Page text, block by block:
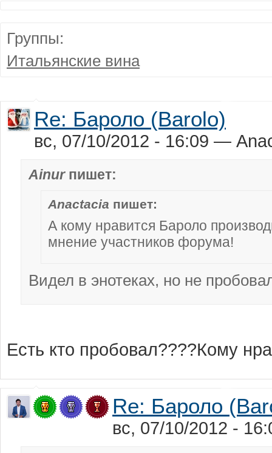
Группы:
Итальянские вина
Re: Бароло (Barolo)
вс, 07/10/2012 - 16:09 —
Ainurпишет:
Anactacia пишет:
А кому нравится Бароло
мнение участников форума!
Видел в энотеках, но не
Есть кто пробовал????Кому
Re: Бароло
вс, 07/10/2012 -